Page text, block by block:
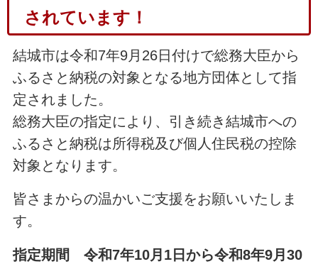
されています！
結城市は令和7年9月26日付けで総務大臣から
ふるさと納税の対象となる地方団体として指
定されました。
総務大臣の指定により、引き続き結城市への
ふるさと納税は所得税及び個人住民税の控除
対象となります。
皆さまからの温かいご支援をお願いいたしま
す。
指定期間 令和7年10月1日から令和8年9月30